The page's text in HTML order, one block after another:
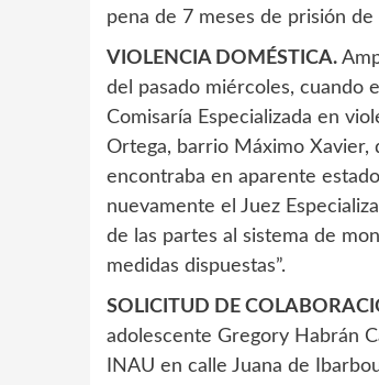
pena de 7 meses de prisión
VIOLENCIA DOMÉSTICA.
del pasado miércoles, cuando
Comisaría Especializada en
Ortega, barrio Máximo Xavier,
encontraba en aparente
nuevamente el Juez
de las partes al sistema de
medidas dispuestas”.
SOLICITUD DE
adolescente Gregory Habrán
INAU en calle Juana de